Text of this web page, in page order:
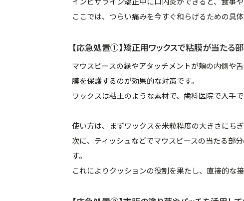
ここでは、つらい痛みを今すぐ和らげるための具
【応急処置①】矯正用ワックスで粘膜が当たる
マウスピースの縁やアタッチメントが頬の内側や
膜を保護するのが効果的な対策です。
ワックスは粘土のような素材で、歯科医院で入手
使い方は、まずワックスを米粒程度の大きさにちぎ
次に、ティッシュなどでマウスピースの当たる部
す。
これによりクッションの役割を果たし、直接的な